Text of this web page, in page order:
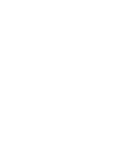
Επίσης, κοινοποιούμε
μέσων κοινωνικής